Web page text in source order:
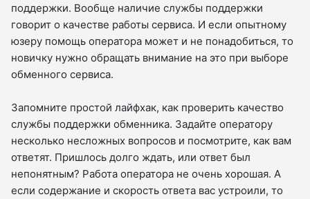
поддержки. Вообще наличие службы поддержки
говорит о качестве работы сервиса. И если опытному
юзеру помощь оператора может и не понадобиться, то
новичку нужно обращать внимание на это при выборе
обменного сервиса.
Запомните простой лайфхак, как проверить качество
службы поддержки обменника. Задайте оператору
несколько несложных вопросов и посмотрите, как вам
ответят. Пришлось долго ждать, или ответ был
непонятным? Работа оператора не очень хорошая. А
если содержание и скорость ответа вас устроили, то